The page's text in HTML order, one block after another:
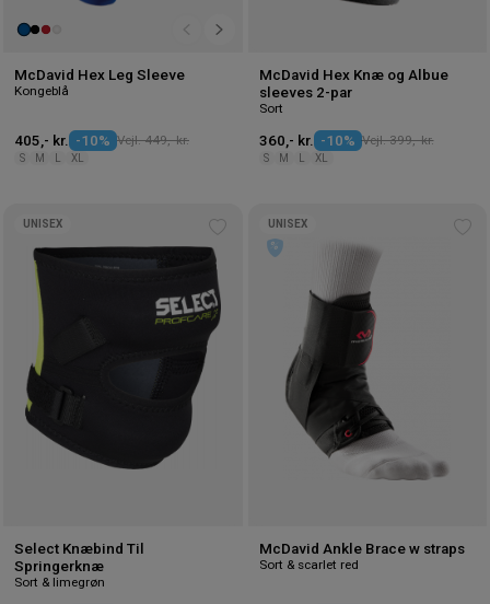
McDavid Hex Leg Sleeve
Kongeblå
405,- kr. -10% Vejl. 449,- kr.
S M XL
McDavid Hex Knæ og Albue
sleeves 2-par
Sort
360,- kr. -10% Vejl. 399,- kr.
S M XL
ønskeliste
UNISEX
Select Knæbind Til
Springerknæ
Sort & limegrøn
UNISEX
McDavid Ankle Brace w straps
Sort & scarlet red